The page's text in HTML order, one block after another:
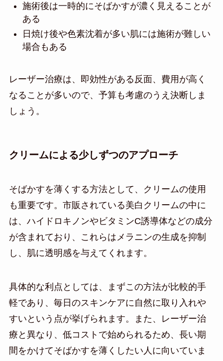
施術後は一時的にそばかすが濃く見えることが
ある
日焼け後や色素沈着が多い肌には施術が難しい
場合もある
レーザー治療は、即効性がある反面、費用が高く
なることが多いので、予算も考慮のうえ決断しま
しょう。
クリームによる少しずつのアプローチ
そばかすを薄くする方法として、クリームの使用
も重要です。市販されている美白クリームの中に
は、ハイドロキノンやビタミンC誘導体などの成分
が含まれており、これらはメラニンの生成を抑制
し、肌に透明感を与えてくれます。
具体的な利点としては、まずこの方法が比較的手
軽であり、毎日のスキンケアに自然に取り入れや
すいという点が挙げられます。また、レーザー治
療と異なり、低コストで始められるため、長い期
間をかけてそばかすを薄くしたい人に向いていま